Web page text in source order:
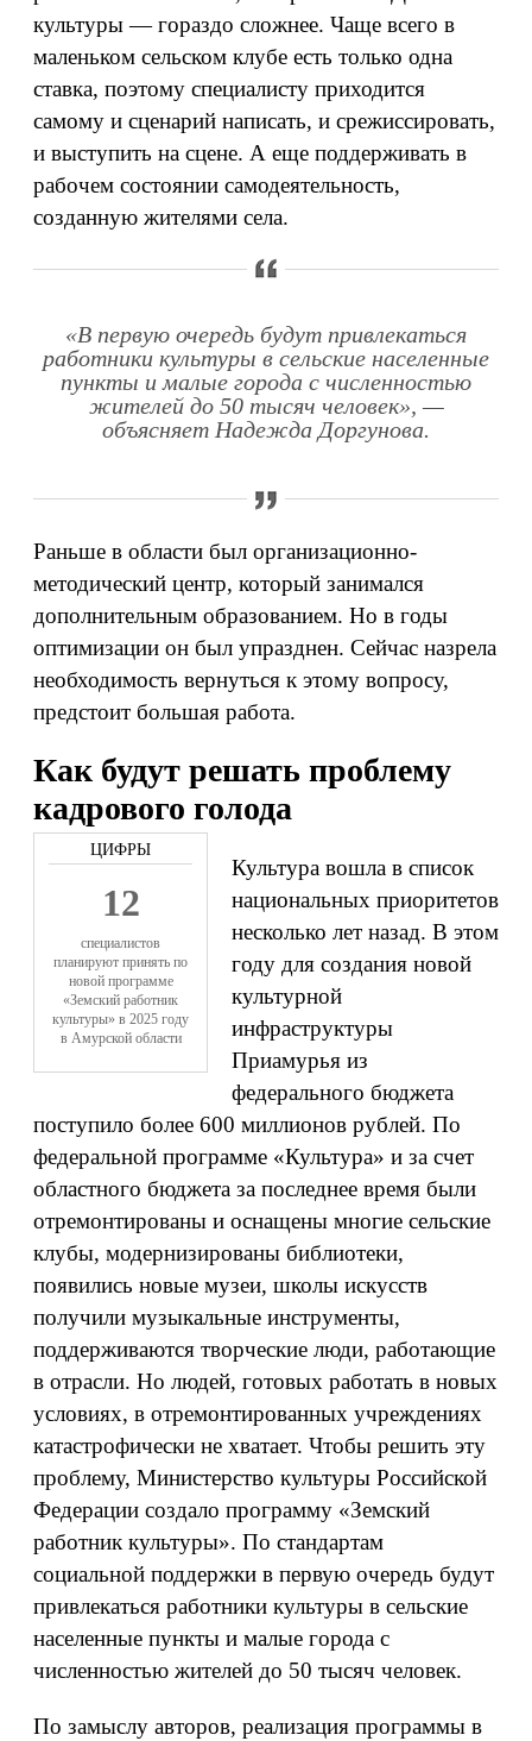
культуры — гораздо сложнее. Чаще всего в
маленьком сельском клубе есть только одна
ставка, поэтому специалисту приходится
самому и сценарий написать, и срежиссировать,
и выступить на сцене. А еще поддерживать в
рабочем состоянии самодеятельность,
созданную жителями села.
«В первую очередь будут привлекаться
работники культуры в сельские населенные
пункты и малые города с численностью
жителей до 50 тысяч человек», —
объясняет Надежда Доргунова.
Раньше в области был организационно-
методический центр, который занимался
дополнительным образованием. Но в годы
оптимизации он был упразднен. Сейчас назрела
необходимость вернуться к этому вопросу,
предстоит большая работа.
Как будут решать проблему
кадрового голода
12
специалистов
планируют принять по
новой программе
«Земский работник
культуры» в 2025 году
в Амурской области
Культура вошла в список
национальных приоритетов
несколько лет назад. В этом
году для создания новой
культурной
инфраструктуры
Приамурья из
федерального бюджета
поступило более 600 миллионов рублей. По
федеральной программе «Культура» и за счет
областного бюджета за последнее время были
отремонтированы и оснащены многие сельские
клубы, модернизированы библиотеки,
появились новые музеи, школы искусств
получили музыкальные инструменты,
поддерживаются творческие люди, работающие
в отрасли. Но людей, готовых работать в новых
условиях, в отремонтированных учреждениях
катастрофически не хватает. Чтобы решить эту
проблему, Министерство культуры Российской
Федерации создало программу «Земский
работник культуры». По стандартам
социальной поддержки в первую очередь будут
привлекаться работники культуры в сельские
населенные пункты и малые города с
численностью жителей до 50 тысяч человек.
По замыслу авторов, реализация программы в